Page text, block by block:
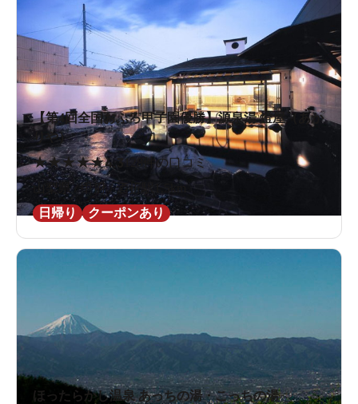
【第4回全国おふろ甲子園優勝】源泉湯 燈屋（あか
りや）
★★★★★4.3128件の口コミ
山梨県 / 甲府 / 酒折駅1.5km
日帰り
クーポンあり
ほったらかし温泉 あっちの湯・こっちの湯